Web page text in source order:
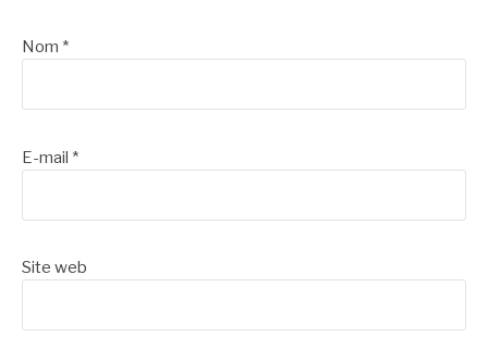
Nom *
E-mail *
Site web